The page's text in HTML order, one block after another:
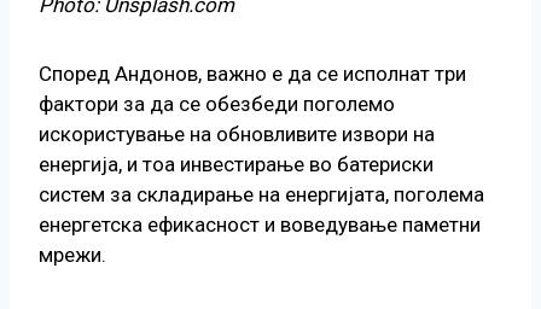
Според Андонов, важно е да се исполнат три
фактори за да се обезбеди поголемо
искористување на обновливите извори на
енергија, и тоа инвестирање во батериски
систем за складирање на енергијата, поголема
енергетска ефикасност и воведување паметни
мрежи.